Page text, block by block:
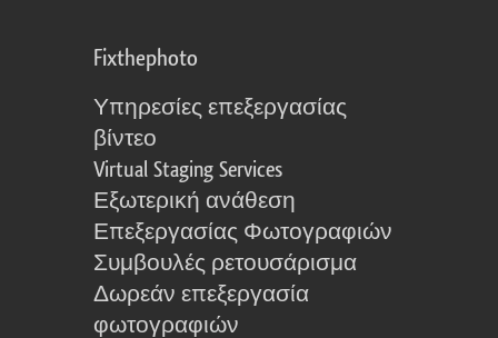
Fixthephoto
Υπηρεσίες επεξεργασίας
βίντεο
Virtual Staging Services
Εξωτερική ανάθεση
Επεξεργασίας Φωτογραφιών
Συμβουλές ρετουσάρισμα
Δωρεάν επεξεργασία
φωτογραφιών